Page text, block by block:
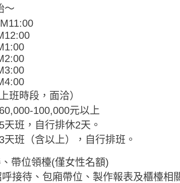
～
班時段，面洽）
100,000元以上
天班，自行排休2天。
天班（含以上），自行排班。
帶位領檯(僅女性名額)
接待、包廂帶位、製作報表及櫃檯相